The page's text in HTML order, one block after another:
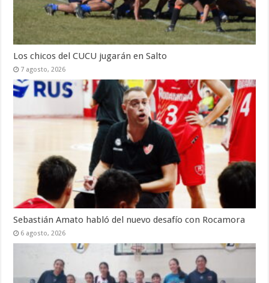
Los chicos del CUCU jugarán en Salto
7 agosto, 2026
Sebastián Amato habló del nuevo desafío con Rocamora
6 agosto, 2026